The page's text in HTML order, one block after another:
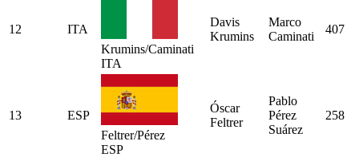
12
ITA
Krumins/Caminati
ITA
Davis
Krumins
Marco
Caminati
407
13
ESP
Feltrer/Pérez
ESP
Óscar
Feltrer
Pablo
Pérez
Suárez
258